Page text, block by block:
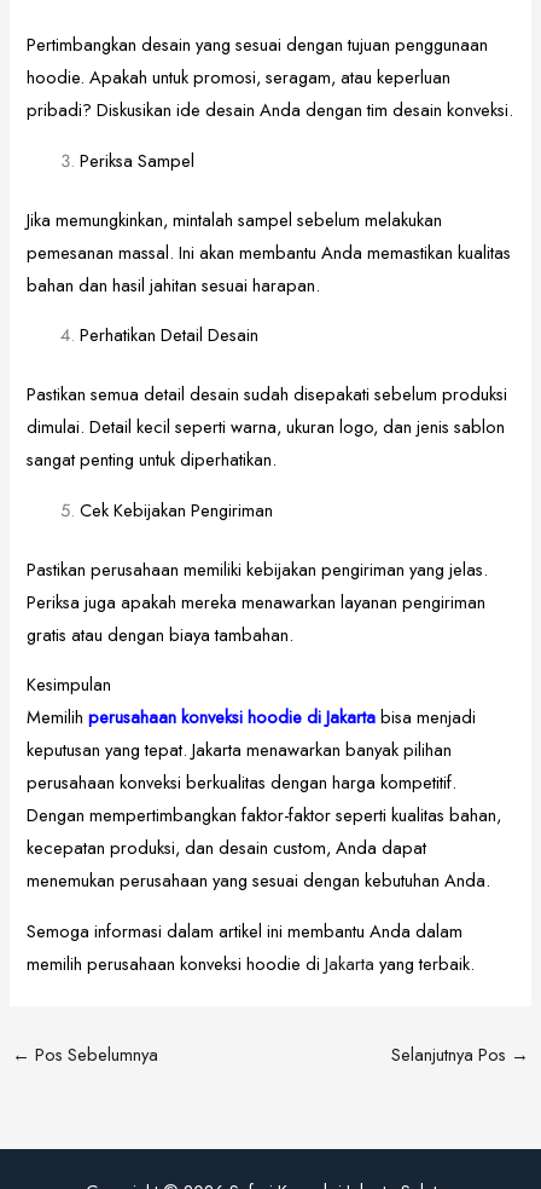
Pertimbangkan desain yang sesuai dengan tujuan penggunaan
hoodie. Apakah untuk promosi, seragam, atau keperluan
pribadi? Diskusikan ide desain Anda dengan tim desain konveksi.
Periksa Sampel
Jika memungkinkan, mintalah sampel sebelum melakukan
pemesanan massal. Ini akan membantu Anda memastikan kualitas
bahan dan hasil jahitan sesuai harapan.
Perhatikan Detail Desain
Pastikan semua detail desain sudah disepakati sebelum produksi
dimulai. Detail kecil seperti warna, ukuran logo, dan jenis sablon
sangat penting untuk diperhatikan.
Cek Kebijakan Pengiriman
Pastikan perusahaan memiliki kebijakan pengiriman yang jelas.
Periksa juga apakah mereka menawarkan layanan pengiriman
gratis atau dengan biaya tambahan.
Kesimpulan
Memilihperusahaan konveksi hoodie di Jakartabisa menjadi
keputusan yang tepat. Jakarta menawarkan banyak pilihan
perusahaan konveksi berkualitas dengan harga kompetitif.
Dengan mempertimbangkan faktor-faktor seperti kualitas bahan,
kecepatan produksi, dan desain custom, Anda dapat
menemukan perusahaan yang sesuai dengan kebutuhan Anda.
Semoga informasi dalam artikel ini membantu Anda dalam
memilih perusahaan konveksi hoodie diJakarta yang terbaik.
← Pos Sebelumnya Selanjutnya Pos →